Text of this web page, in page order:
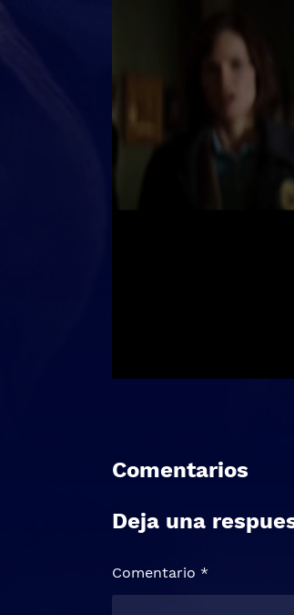
Comentarios
Deja una
Comentario *